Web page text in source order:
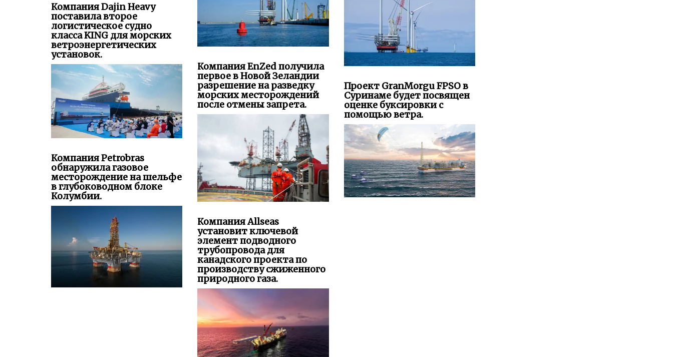
Компания Dajin Heavy
поставила второе
логистическое судно
класса KING для морских
ветроэнергетических
установок.
Компания Petrobras
обнаружила газовое
месторождение на шельфе
в глубоководном блоке
Колумбии.
Компания EnZed получила
первое в Новой Зеландии
разрешение на разведку
морских месторождений
после отмены запрета.
Компания Allseas
установит ключевой
элемент подводного
трубопровода для
канадского проекта по
производству сжиженного
природного газа.
Проект GranMorgu FPSO в
Суринаме будет посвящен
оценке буксировки с
помощью ветра.